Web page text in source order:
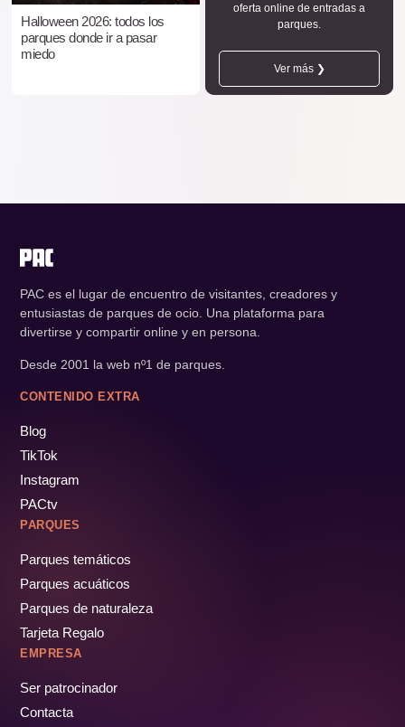
Halloween 2026: todos los
parques donde ir a pasar
miedo
oferta online de entradas a
parques.
Ver más ❯
PAC es el lugar de encuentro de visitantes, creadores y
entusiastas de parques de ocio. Una plataforma para
divertirse y compartir online y en persona.
Desde 2001 la web nº1 de parques.
CONTENIDO EXTRA
Blog
TikTok
Instagram
PACtv
PARQUES
Parques temáticos
Parques acuáticos
Parques de naturaleza
Tarjeta Regalo
EMPRESA
Ser patrocinador
Contacta